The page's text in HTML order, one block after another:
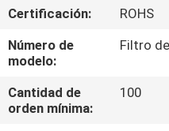
VIAJE
DE
FÁBRICA
Certificación:
ROHS
Número de
modelo:
Filtro
Cantidad de
orden mínima:
100